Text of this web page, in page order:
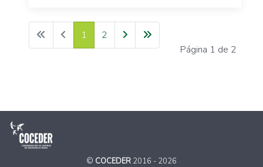
Página 1 de 2
1 2
© COCEDER 2016 - 2026